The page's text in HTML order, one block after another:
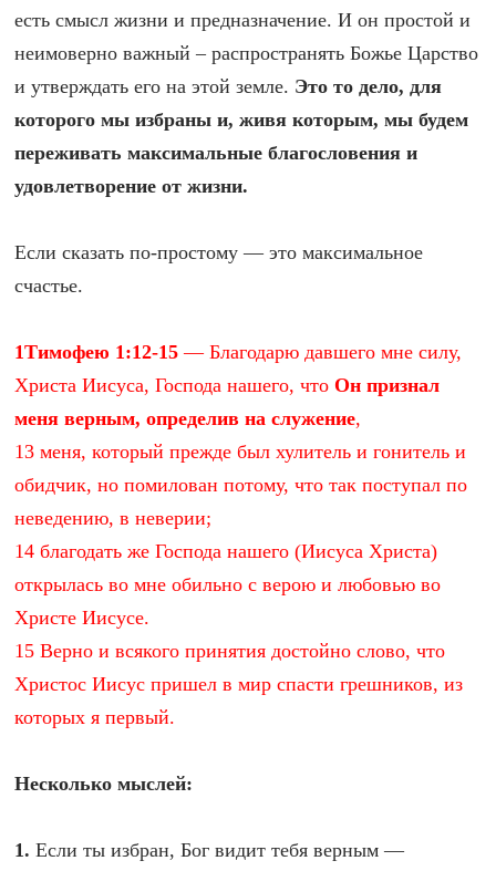
есть смысл жизни и предназначение. И он простой и
неимоверно важный – распространять Божье Царство
и утверждать его на этой земле. Это то дело, для
которого мы избраны и, живя которым, мы будем
переживать максимальные благословения и
удовлетворение от жизни.
Если сказать по-простому — это максимальное
счастье.
1Тимофею 1:12-15 — Благодарю давшего мне силу,
Христа Иисуса, Господа нашего, чтоОн признал
меня верным, определив на служение,
13 меня, который прежде был хулитель и гонитель и
обидчик, но помилован потому, что так поступал по
неведению, в неверии;
14 благодать же Господа нашего (Иисуса Христа)
открылась во мне обильно с верою и любовью во
Христе Иисусе.
15 Верно и всякого принятия достойно слово, что
Христос Иисус пришел в мир спасти грешников, из
которых я первый.
Несколько мыслей:
1. Если ты избран, Бог видит тебя верным —